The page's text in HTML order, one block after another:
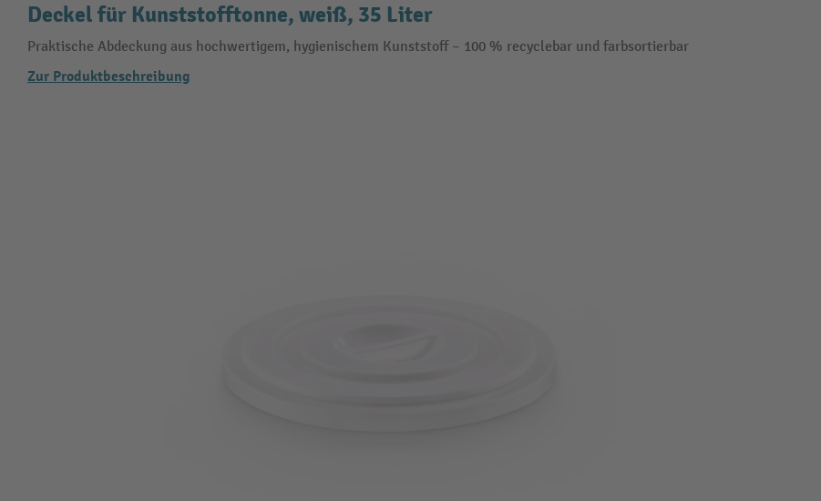
Deckel für Kunststofftonne, weiß, 35 Liter
Praktische Abdeckung aus hochwertigem, hygienischem Kunststoff – 100 % recyclebar und farbsortierbar
Zur Produktbeschreibung